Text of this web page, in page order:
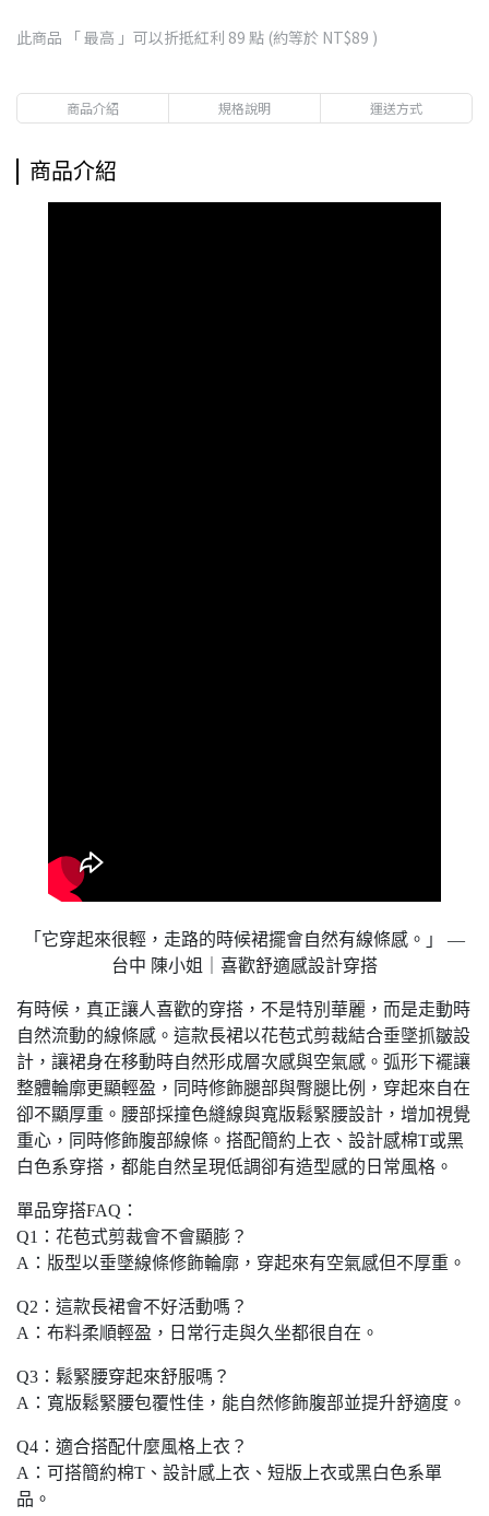
此商品 「 最高 」可以折抵紅利 89 點 (約等於 NT$89 )
商品介紹 規格說明 運送方式
商品介紹
「它穿起來很輕，走路的時候裙擺會自然有線條感。」 —
台中 陳小姐｜喜歡舒適感設計穿搭
有時候，真正讓人喜歡的穿搭，不是特別華麗，而是走動時
自然流動的線條感。這款長裙以花苞式剪裁結合垂墜抓皺設
計，讓裙身在移動時自然形成層次感與空氣感。弧形下襬讓
整體輪廓更顯輕盈，同時修飾腿部與臀腿比例，穿起來自在
卻不顯厚重。腰部採撞色縫線與寬版鬆緊腰設計，增加視覺
重心，同時修飾腹部線條。搭配簡約上衣、設計感棉T或黑
白色系穿搭，都能自然呈現低調卻有造型感的日常風格。
單品穿搭FAQ：
Q1：花苞式剪裁會不會顯膨？
A：版型以垂墜線條修飾輪廓，穿起來有空氣感但不厚重。
Q2：這款長裙會不好活動嗎？
A：布料柔順輕盈，日常行走與久坐都很自在。
Q3：鬆緊腰穿起來舒服嗎？
A：寬版鬆緊腰包覆性佳，能自然修飾腹部並提升舒適度。
Q4：適合搭配什麼風格上衣？
A：可搭簡約棉T、設計感上衣、短版上衣或黑白色系單
品。